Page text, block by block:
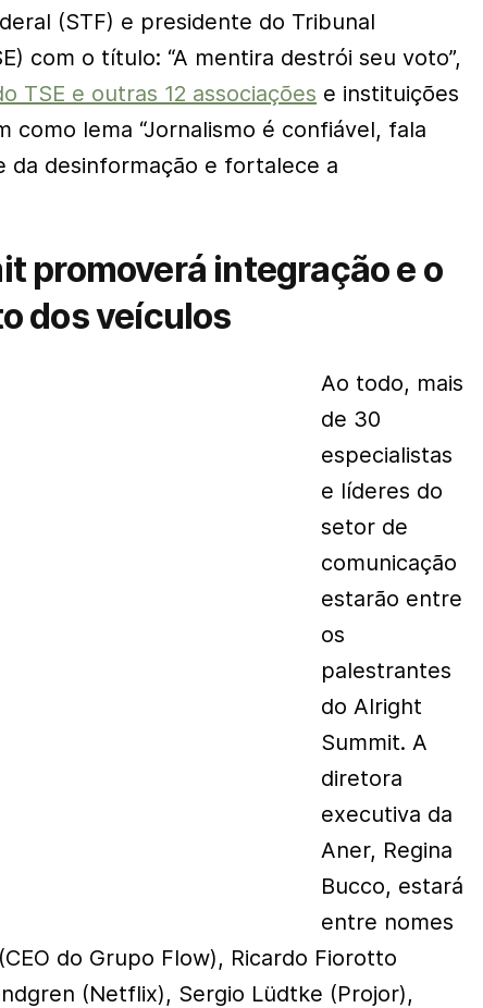
(STF) e presidente do Tribunal
com o título: “A mentira destrói seu voto”,
TSE e outras 12 associações e instituições
como lema “Jornalismo é confiável, fala
da desinformação e fortalece a
promoverá integração e o
dos veículos
Ao todo, mais
de 30
especialistas
e líderes do
setor de
comunicação
estarão entre
os
palestrantes
do Alright
Summit. A
diretora
executiva da
Aner, Regina
Bucco, estará
entre nomes
do Grupo Flow), Ricardo Fiorotto
(Netflix), Sergio Lüdtke (Projor),